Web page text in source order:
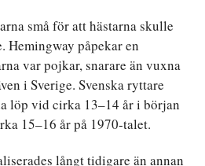
små för att hästarna skulle
Hemingway påpekar en
var pojkar, snarare än vuxna
i Sverige. Svenska ryttare
löp vid cirka 13–14 år i början
15–16 år på 1970-talet.
långt tidigare än annan